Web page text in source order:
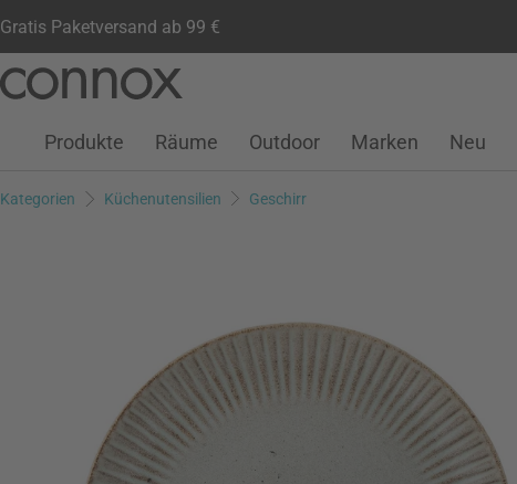
Gratis Paketversand ab 99 €
Seiteninhalt
Suchfeld
Kundenkonto
Wunschliste
Warenkorb
Produkte Räume Outdoor Marken Neu
Kategorien Küchenutensilien Geschirr